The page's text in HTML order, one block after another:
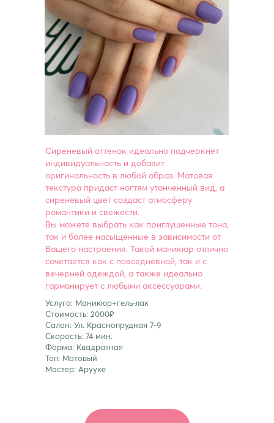
Услуга: Маникюр+гель-лак
Стоимость: 2000₽
Салон: Ул. Краснопрудная 7-9
Скорость: 74 мин.
Форма: Квадратная
Топ: Матовый
Мастер: Арууке
Сиреневый оттенок идеально подчеркнет
индивидуальность и добавит
оригинальность в любой образ. Матовая
текстура придаст ногтям утонченный вид, а
сиреневый цвет создаст атмосферу
романтики и свежести.
Вы можете выбрать как приглушенные тона,
так и более насыщенные в зависимости от
Вашего настроения. Такой маникюр отлично
сочетается как с повседневной, так и с
вечерней одеждой, а также идеально
гармонирует с любыми аксессуарами.